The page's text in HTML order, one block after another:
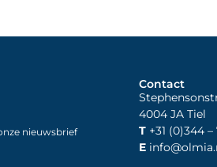
nieuwsbrief
Contact
4004 JA Tiel
T+31 (0)344–
E